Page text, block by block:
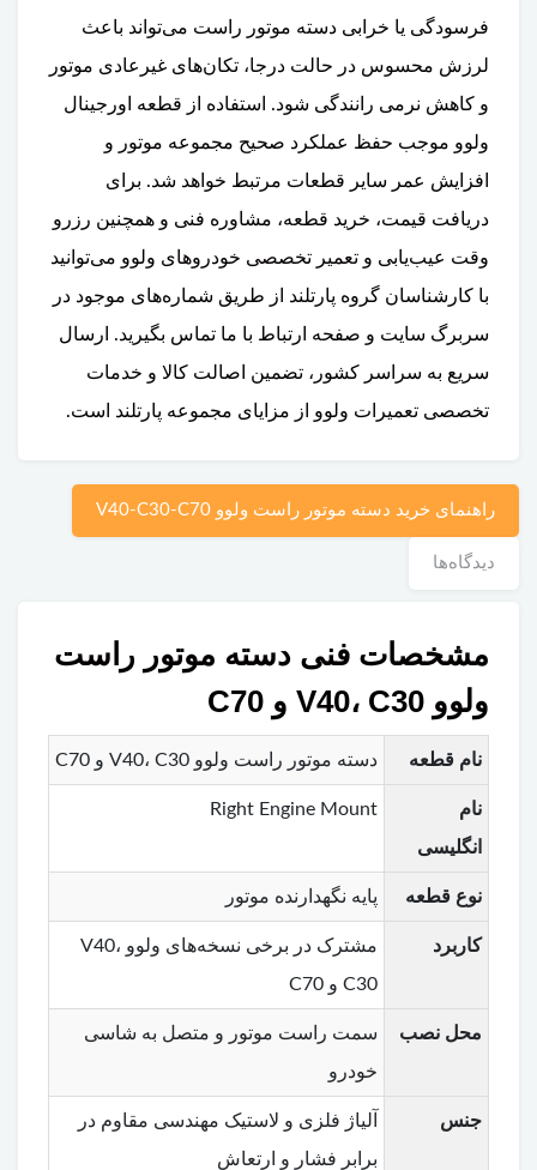
فرسودگی یا خرابی دسته موتور راست می‌تواند باعث
لرزش محسوس در حالت درجا، تکان‌های غیرعادی موتور
و کاهش نرمی رانندگی شود. استفاده از قطعه اورجینال
ولوو موجب حفظ عملکرد صحیح مجموعه موتور و
افزایش عمر سایر قطعات مرتبط خواهد شد. برای
دریافت قیمت، خرید قطعه، مشاوره فنی و همچنین رزرو
وقت عیب‌یابی و تعمیر تخصصی خودروهای ولوو می‌توانید
با کارشناسان گروه پارتلند از طریق شماره‌های موجود در
سربرگ سایت و صفحه ارتباط با ما تماس بگیرید. ارسال
سریع به سراسر کشور، تضمین اصالت کالا و خدمات
تخصصی تعمیرات ولوو از مزایای مجموعه پارتلند است.
راهنمای خرید دسته موتور راست ولوو V40-C30-C70
دیدگاه‌ها
مشخصات فنی دسته موتور راست
ولوو V40، C30 و C70
نام قطعه دسته موتور راست ولوو V40، C30 و C70
نام
انگلیسی
Right Engine Mount
نوع قطعه پایه نگهدارنده موتور
کاربرد
مشترک در برخی نسخه‌های ولوو V40،
C30 و C70
محل نصب
سمت راست موتور و متصل به شاسی
خودرو
جنس
آلیاژ فلزی و لاستیک مهندسی مقاوم در
برابر فشار و ارتعاش